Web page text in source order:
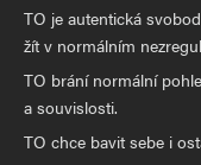
TO je autentická
žít v normálním
TO brání normální
a souvislosti.
TO chce bavit sebe i